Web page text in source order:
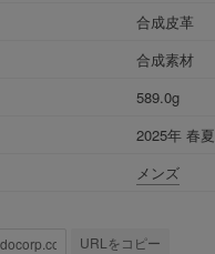
合成皮革
合成素材
589.0g
2025年 春夏
メンズ
URLをコピー